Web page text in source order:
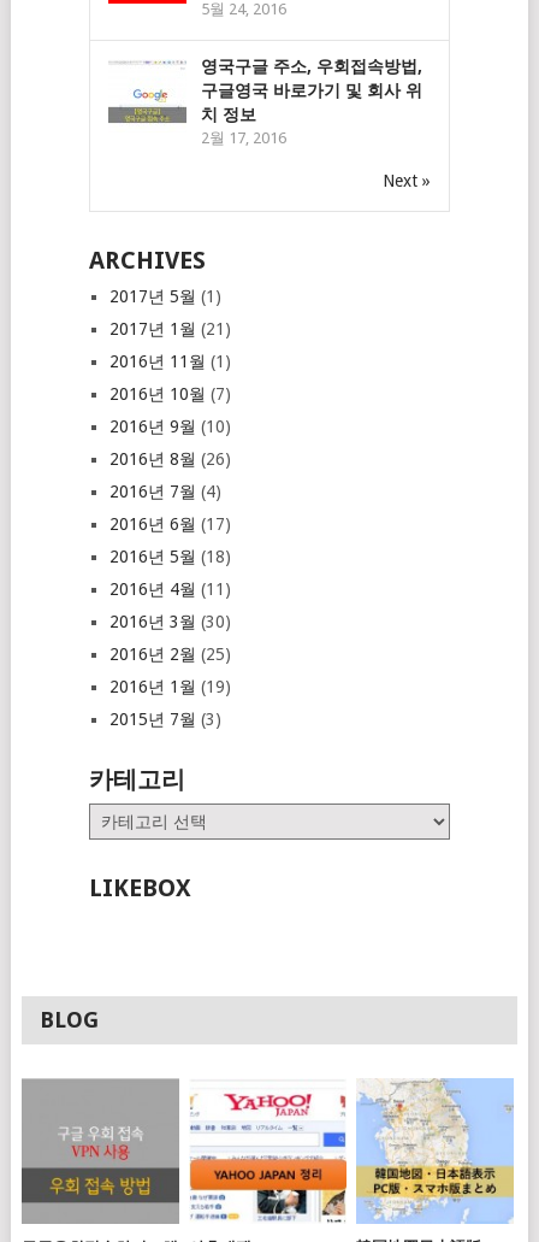
5월 24, 2016
영국구글 주소, 우회접속방법,
구글영국 바로가기 및 회사 위
치 정보
2월 17, 2016
Next »
ARCHIVES
2017년 5월 (1)
2017년 1월 (21)
2016년 11월 (1)
2016년 10월 (7)
2016년 9월 (10)
2016년 8월 (26)
2016년 7월 (4)
2016년 6월 (17)
2016년 5월 (18)
2016년 4월 (11)
2016년 3월 (30)
2016년 2월 (25)
2016년 1월 (19)
2015년 7월 (3)
카테고리
카
테
리
LIKEBOX
BLOG